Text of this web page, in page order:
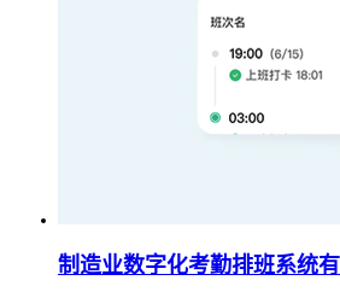
制造业数字化考勤排班系统有